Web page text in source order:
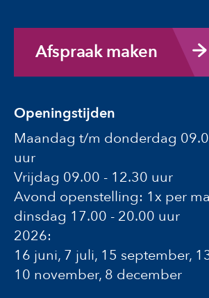
Afspraak maken
Openingstijden
Maandag t/m donderdag
uur
Vrijdag 09.00 - 12.30 uur
Avond openstelling: 1x per
dinsdag 17.00 - 20.00 uur
2026:
16 juni, 7 juli, 15 september,
10 november, 8 december